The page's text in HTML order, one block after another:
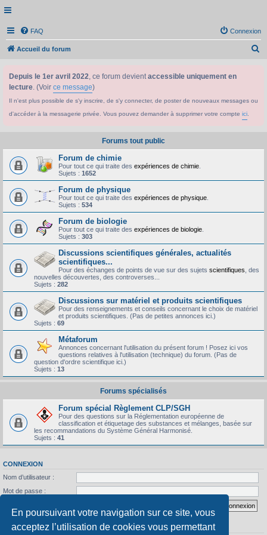
En poursuivant votre navigation sur ce site, vous
acceptez l’utilisation de cookies vous permettant
FAQ Connexion
Accueil du forum
h
Depuis le 1er avril 2022, ce forum devientaccessible uniquement en
lecture. (Voir ce message)
Il n'est plus possible de s'y inscrire, de s'y connecter, de poster de nouveaux messages ou
d'accéder à la messagerie privée. Vous pouvez demander à supprimer votre compte ici
Forums tout public
Forum de chimie
Pour tout ce qui traite des expériences de chimie
Sujets : 1652
Forum de physique
Pour tout ce qui traite des expériences de physique
Sujets : 534
Forum de biologie
Pour tout ce qui traite des expériences de biologie
Sujets : 303
Discussions scientifiques générales, actualités
scientifiques...
Pour des échanges de points de vue sur des sujets scientifiques , des
nouvelles découvertes, des controverses...
Sujets : 282
Discussions sur matériel et produits scientifiques
Pour des renseignements et conseils concernant le choix de matériel
et produits scientifiques. (Pas de petites annonces ici.)
Sujets : 69
Métaforum
Annonces concernant l'utilisation du présent forum ! Posez ici vos
questions relatives à l'utilisation (technique) du forum. (Pas de
question d'ordre scientifique ici.)
Sujets : 13
Forums spécialisés
Forum spécial Règlement CLP/SGH
Pour des questions sur la Réglementation européenne de
classification et étiquetage des substances et mélanges, basée sur
les recommandations du Système Général Harmonisé.
Sujets : 41
CONNEXION
Nom d’utilisateur :
Mot de passe :
STATISTIQUES